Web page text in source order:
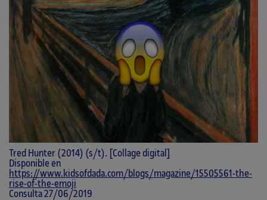
Tred Hunter (2014) (s/t). [Collage digital]
Disponible en
https://www.kidsofdada.com/blogs/magazine/15505561-the-
rise-of-the-emoji
Consulta 27/06/2019